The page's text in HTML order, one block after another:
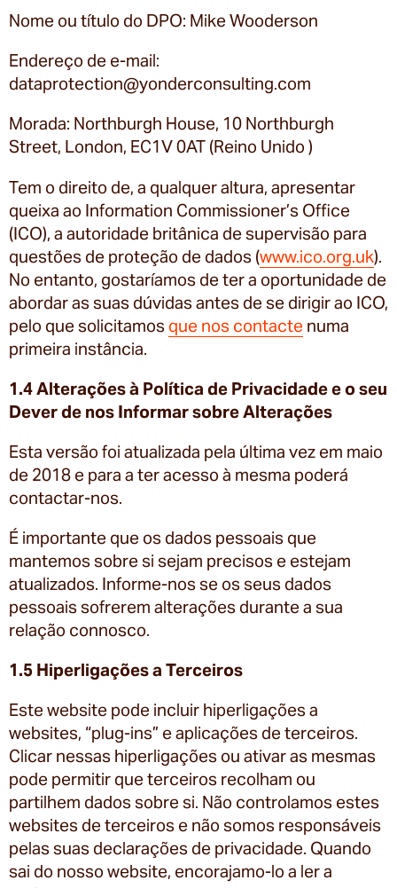
Nome ou título do DPO: Mike Wooderson
Endereço de e-mail:
dataprotection@yonderconsulting.com
Morada: Northburgh House, 10 Northburgh
Street, London, EC1V 0AT (Reino Unido )
Tem o direito de, a qualquer altura, apresentar
queixa ao Information Commissioner’s Office
(ICO), a autoridade britânica de supervisão para
questões de proteção de dados (www.ico.org.uk).
No entanto, gostaríamos de ter a oportunidade de
abordar as suas dúvidas antes de se dirigir ao ICO,
pelo que solicitamos que nos contacte numa
primeira instância.
1.4 Alterações à Política de Privacidade e o seu
Dever de nos Informar sobre Alterações
Esta versão foi atualizada pela última vez em maio
de 2018 e para a ter acesso à mesma poderá
contactar-nos.
É importante que os dados pessoais que
mantemos sobre si sejam precisos e estejam
atualizados. Informe-nos se os seus dados
pessoais sofrerem alterações durante a sua
relação connosco.
1.5 Hiperligações a Terceiros
Este website pode incluir hiperligações a
websites, “plug-ins” e aplicações de terceiros.
Clicar nessas hiperligações ou ativar as mesmas
pode permitir que terceiros recolham ou
partilhem dados sobre si. Não controlamos estes
websites de terceiros e não somos responsáveis
pelas suas declarações de privacidade. Quando
sai do nosso website, encorajamo-lo a ler a